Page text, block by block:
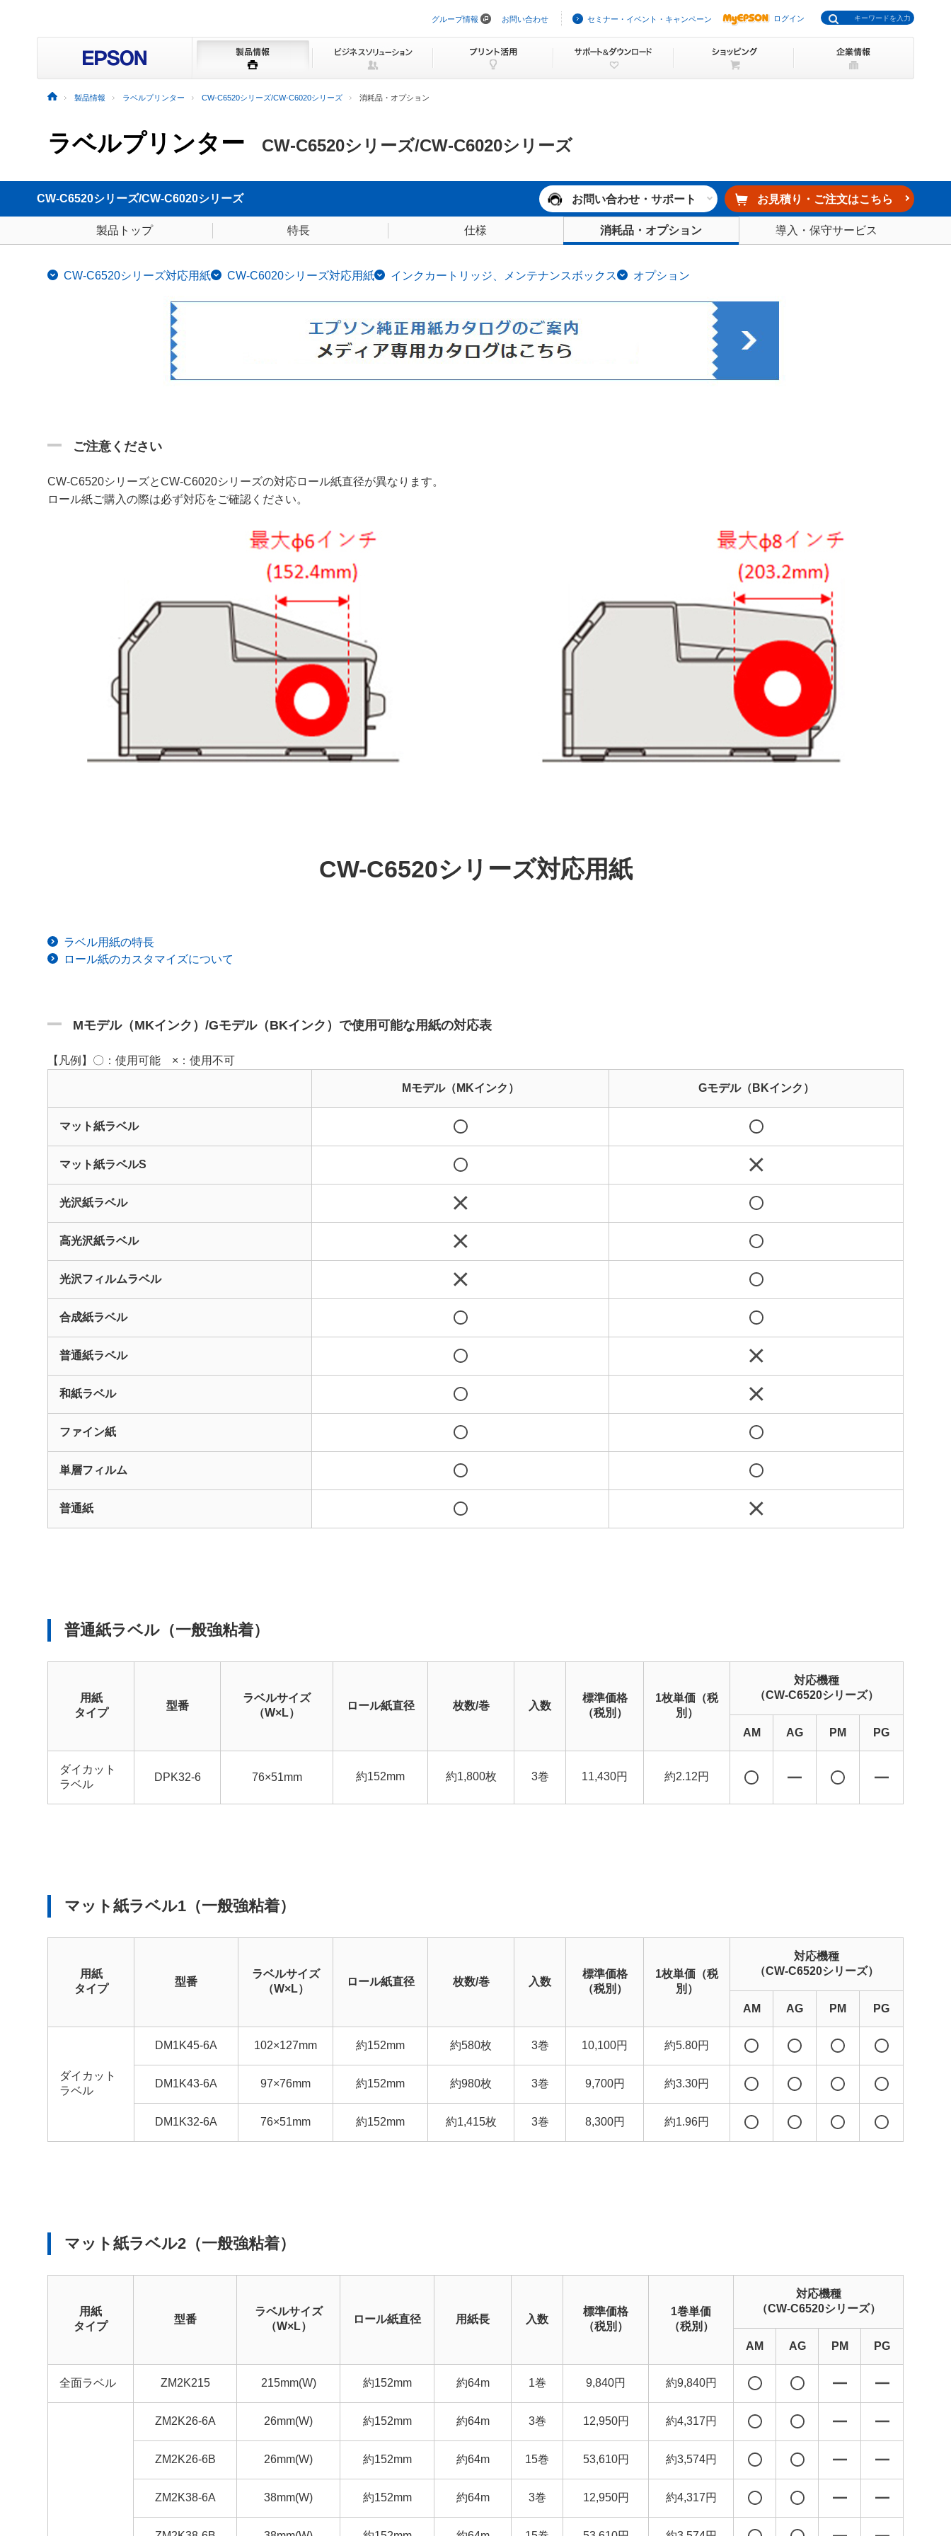
ビ
ョ
を
ッ
プ
グループ情報 お問い合わせ セミナー・イベント・キャンペーン ログイン
製品情報 ラベルプリンター CW-C6520シリーズ/CW-C6020シリーズ 消耗品・オプション
ラベルプリンター CW-C6520シリーズ/CW-C6020シリーズ
CW-C6520シリーズ/CW-C6020シリーズ お問い合わせ・サポート お見積り・ご注文はこちら
製品トップ 特長 仕様 消耗品・オプション 導入・保守サービス
CW-C6520シリーズ対応用紙 CW-C6020シリーズ対応用紙 インクカートリッジ、メンテナンスボックス オプション
ご注意ください
CW-C6520シリーズとCW-C6020シリーズの対応ロール紙直径が異なります。
ロール紙ご購入の際は必ず対応をご確認ください。
CW-C6520シリーズ対応用紙
ラベル用紙の特長
ロール紙のカスタマイズについて
Mモデル（MKインク）/Gモデル（BKインク）で使用可能な用紙の対応表
【凡例】〇：使用可能 ×：使用不可
Mモデル（MKインク） Gモデル（BKインク）
マット紙ラベル
マット紙ラベルS
光沢紙ラベル
高光沢紙ラベル
光沢フィルムラベル
合成紙ラベル
普通紙ラベル
和紙ラベル
ファイン紙
単層フィルム
普通紙
普通紙ラベル（一般強粘着）
用紙
タイプ
型番
ラベルサイズ
（W×L）
ロール紙直径 枚数/巻 入数
標準価格
（税別）
1枚単価（税
別）
対応機種
（CW-C6520シリーズ）
AM AG PM PG
ダイカット
ラベル
DPK32-6 76×51mm 約152mm 約1,800枚 3巻 11,430円 約2.12円
マット紙ラベル1（一般強粘着）
用紙
タイプ
型番
ラベルサイズ
（W×L）
ロール紙直径 枚数/巻 入数
標準価格
（税別）
1枚単価（税
別）
対応機種
（CW-C6520シリーズ）
AM AG PM PG
ダイカット
ラベル
DM1K45-6A 102×127mm 約152mm 約580枚 3巻 10,100円 約5.80円
DM1K43-6A 97×76mm 約152mm 約980枚 3巻 9,700円 約3.30円
DM1K32-6A 76×51mm 約152mm 約1,415枚 3巻 8,300円 約1.96円
マット紙ラベル2（一般強粘着）
用紙
タイプ
型番
ラベルサイズ
（W×L）
ロール紙直径 用紙長 入数
標準価格
（税別）
1巻単価
（税別）
対応機種
（CW-C6520シリーズ）
AM AG PM PG
全面ラベル ZM2K215 215mm(W) 約152mm 約64m 1巻 9,840円 約9,840円
ZM2K26-6A 26mm(W) 約152mm 約64m 3巻 12,950円 約4,317円
ZM2K26-6B 26mm(W) 約152mm 約64m 15巻 53,610円 約3,574円
ZM2K38-6A 38mm(W) 約152mm 約64m 3巻 12,950円 約4,317円